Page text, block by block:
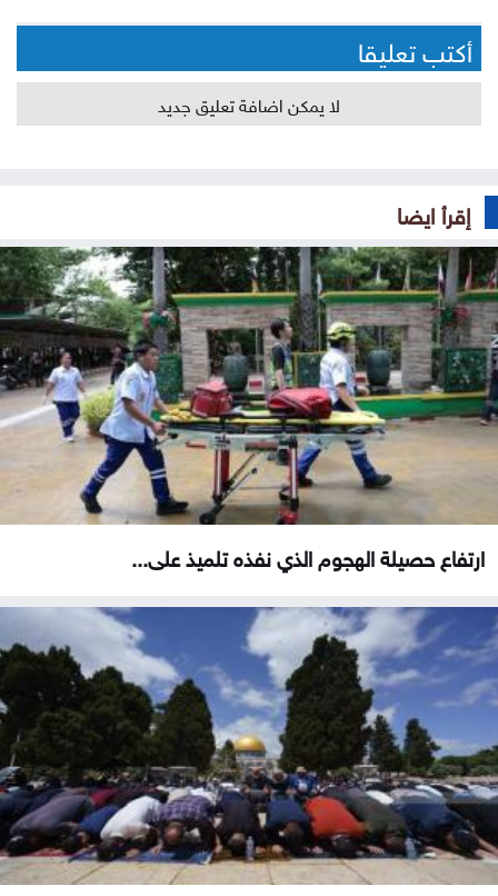
أكتب تعليقا
لا يمكن اضافة تعليق جديد
إقرأ ايضا
ارتفاع حصيلة الهجوم الذي نفذه تلميذ على...